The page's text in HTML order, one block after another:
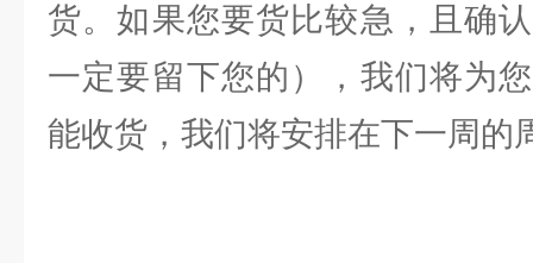
货。如果您要货比较急，且确
一定要留下您的），我们将为
能收货，我们将安排在下一周的